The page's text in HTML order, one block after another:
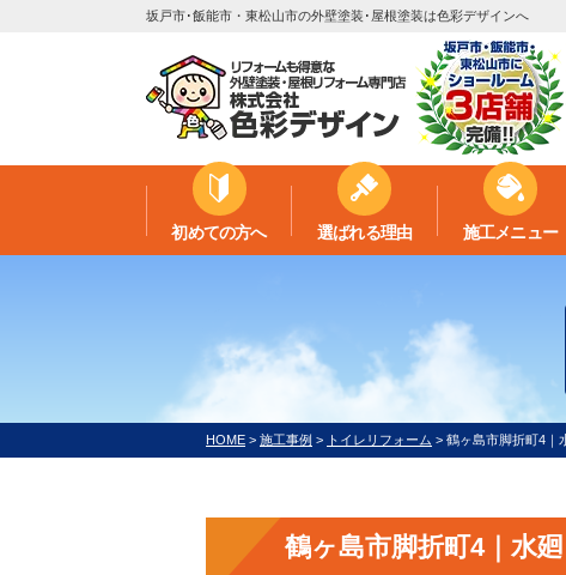
坂戸市･飯能市・東松山市の外壁塗装･屋根塗装は色彩デザインへ
初めての方へ 選ばれる理由 施工メニュー
HOME > 施工事例 > トイレリフォーム > 鶴ヶ島市脚折町4｜
鶴ヶ島市脚折町4｜水